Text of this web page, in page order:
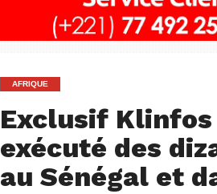
AFRIQUE
Exclusif Klinfos
exécuté des
au Sénégal et